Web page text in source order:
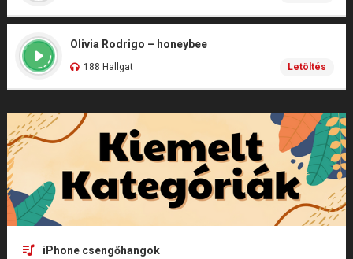
Olivia Rodrigo – honeybee
188 Hallgat Letöltés
iPhone csengőhangok